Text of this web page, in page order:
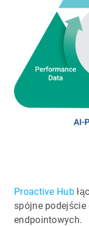
Proactive Hub
spójne
endpointowych.